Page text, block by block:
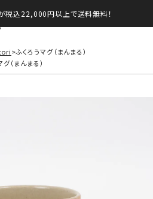
税込22,000円以上で送料無料！
ふくろうマグ（まんまる）
（まんまる）